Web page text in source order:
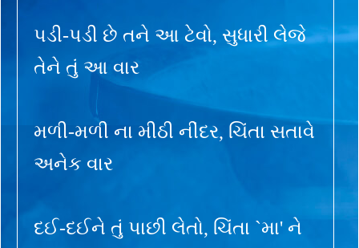
પડી-પડી છે તને આ ટેવો, સુધારી લેજે
તેને તું આ વાર
મળી-મળી ના મીઠી નીંદર, ચિંતા સતાવે
અનેક વાર
દઈ-દઈને તું પાછી લેતો, ચિંતા `મા' ને